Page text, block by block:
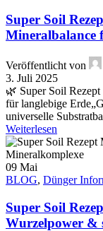
Super Soil
Mineralbalance
Veröffentlicht von
3. Juli 2025
🌿 Super Soil
für langlebige
universelle
Weiterlesen
09 Mai
BLOG, Dünger
Super Soil
Wurzelpower &